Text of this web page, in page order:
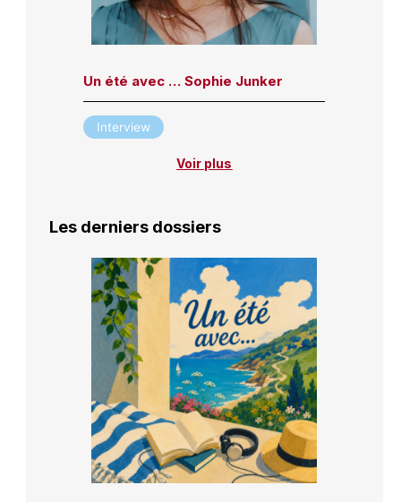
Un été avec … Sophie Junker
Interview
Voir plus
Les derniers dossiers